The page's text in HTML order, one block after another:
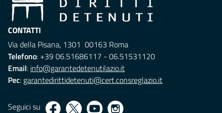
CONTATTI
Via della Pisana, 1301 00163 Roma
Telefono: +39 06.51686117 - 06.51531120
Email: info@garantedetenutilazio.it
Pec: garantedirittidetenuti@cert.consreglazio.it
Seguici su